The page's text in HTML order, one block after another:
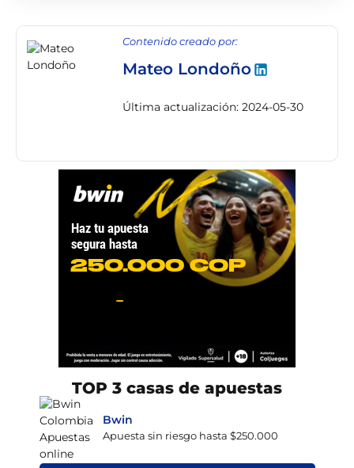
Contenido creado por:
Mateo Londoño
Última actualización: 2024-05-30
TOP 3 casas de apuestas
Bwin
Apuesta sin riesgo hasta $250.000